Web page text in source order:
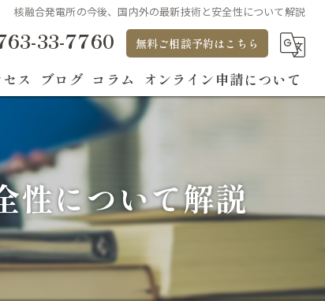
核融合発電所の今後、国内外の最新技術と安全性について解説
33-7760 無料ご相談予約はこちら
ス ブログ コラム オンライン申請について
性について解説